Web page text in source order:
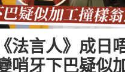
法言人》成日
哨牙下巴疑似